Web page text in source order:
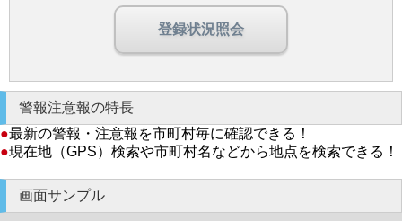
登録状況照会
警報注意報の特長
●最新の警報・注意報を市町村毎に確認できる！
●現在地（GPS）検索や市町村名などから地点を検索できる！
画面サンプル